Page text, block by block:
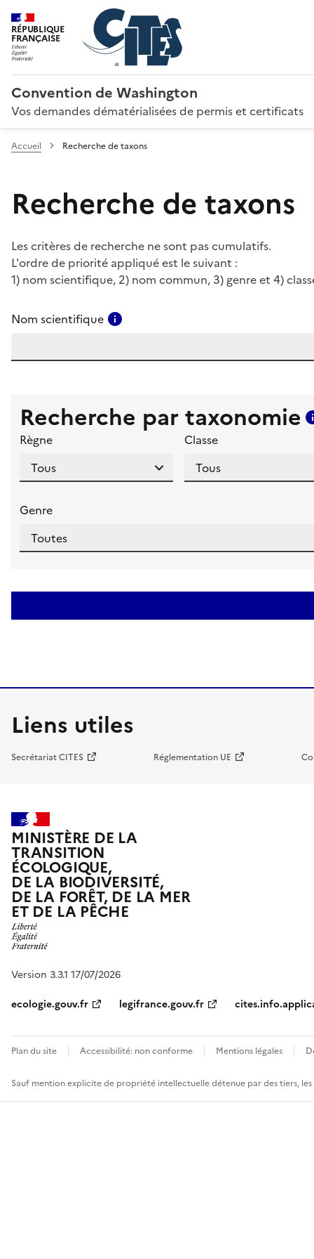
RÉPUBLIQUE
FRANÇAISE
Convention de Washington
Vos demandes dématérialisées de permis et certificats
Accueil Recherche de taxons
Recherche de taxons
Les critères de recherche ne sont pas cumulatifs.
L'ordre de priorité appliqué est le suivant :
1) nom scientifique, 2) nom commun, 3) genre et 4)
Nom scientifique
Recherche par taxonomie
Règne Classe
Genre
Liens utiles
Secrétariat CITES Réglementation UE
MINISTÈRE DE LA
TRANSITION
ÉCOLOGIQUE,
DE LA BIODIVERSITÉ,
DE LA FORÊT, DE LA MER
ET DE LA PÊCHE
Version 3.3.1 17/07/2026
ecologie.gouv.fr
legifrance.gouv.fr
Plan du site Accessibilité: non conforme Mentions légales
Sauf mention explicite de propriété intellectuelle détenue par des tiers,